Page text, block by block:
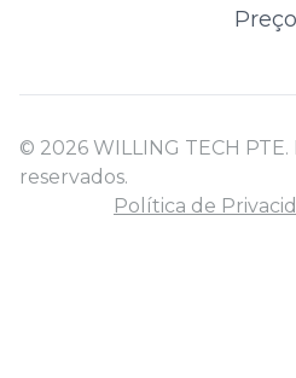
© 2026 WILLING TECH PTE.
reservados.
Política de